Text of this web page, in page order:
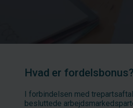
Hvad er fordelsbonus?
I forbindelsen med
besluttede